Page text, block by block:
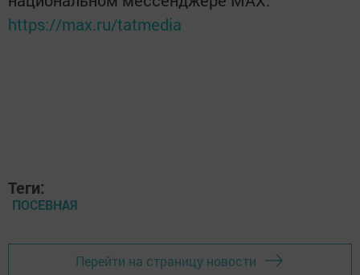
https://max.ru/tatmedia
Теги:
ПОСЕВНАЯ
Перейти на страницу новости